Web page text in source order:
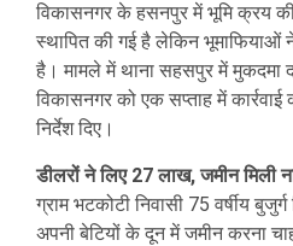
विकासनगर के हसनपुर में भूमि क्रय
स्थापित की गई है लेकिन भूमाफियाओं
है। मामले में थाना सहसपुर में मुकदमा
विकासनगर को एक सप्ताह में
निर्देश दिए।
डीलरों ने लिए 27 लाख, जमीन मिली
ग्राम भटकोटी निवासी 75 वर्षीय
अपनी बेटियों के दून में जमीन करना